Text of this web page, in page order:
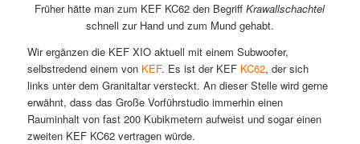
Früher hätte man zum KEF KC62 den BegriffKrawallschachtel
schnell zur Hand und zum Mund gehabt.
Wir ergänzen die KEF XIO aktuell mit einem Subwoofer,
selbstredend einem von KEF. Es ist der KEF KC62, der sich
links unter dem Granitaltar versteckt. An dieser Stelle wird gerne
erwähnt, dass das Große Vorführstudio immerhin einen
Rauminhalt von fast 200 Kubikmetern aufweist und sogar einen
zweiten KEF KC62 vertragen würde.